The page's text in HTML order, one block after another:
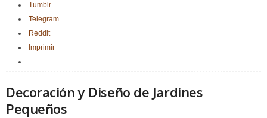
Tumblr
Telegram
Reddit
Imprimir
Decoración y Diseño de Jardines
Pequeños